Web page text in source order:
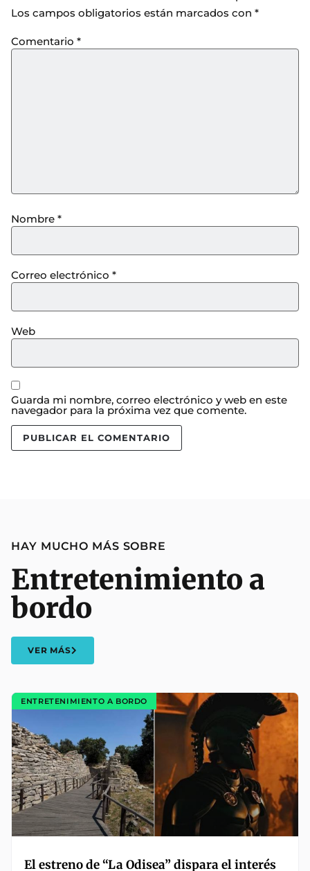
Los campos obligatorios están marcados con *
Comentario *
Nombre *
Correo electrónico *
Web
Guarda mi nombre, correo electrónico y web en este
navegador para la próxima vez que comente.
HAY MUCHO MÁS SOBRE
Entretenimiento a
bordo
VER MÁS
ENTRETENIMIENTO A BORDO
El estreno de “La Odisea” dispara el interés